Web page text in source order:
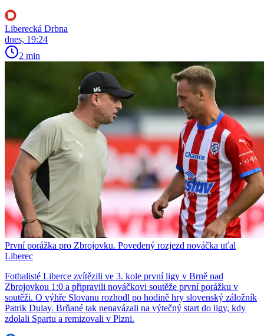
Liberecká Drbna
dnes, 19:24
2 min
První porážka pro Zbrojovku. Povedený rozjezd nováčka uťal
Liberec
Fotbalisté Liberce zvítězili ve 3. kole první ligy v Brně nad
Zbrojovkou 1:0 a připravili nováčkovi soutěže první porážku v
soutěži. O výhře Slovanu rozhodl po hodině hry slovenský záložník
Patrik Dulay. Brňané tak nenavázali na výtečný start do ligy, kdy
zdolali Spartu a remizovali v Plzni.